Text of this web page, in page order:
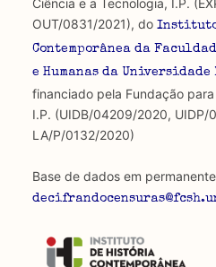
OUT/0831/2021), do
Contemporânea da
e Humanas da Universidade
financiado pela Fundação
I.P. (UIDB/04209/2020, UIDP/
LA/P/0132/2020)
Base de dados em